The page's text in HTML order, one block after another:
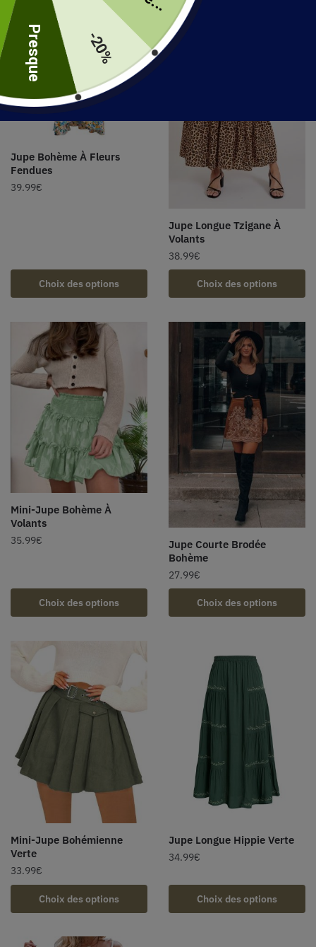
Jupe Bohème À Fleurs
Fendues
39.99€
Choix des options
Jupe Longue Tzigane À
Volants
38.99€
Choix des options
Mini-Jupe Bohème À
Volants
35.99€
Choix des options
Jupe Courte Brodée
Bohème
27.99€
Choix des options
Mini-Jupe Bohémienne
Verte
33.99€
Choix des options
Jupe Longue Hippie Verte
34.99€
Choix des options
-20%
Presque